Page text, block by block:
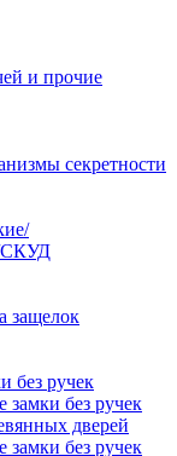
и прочие
секретности
СКУД
защелок
без ручек
замки без ручек
дверей
замки без ручек